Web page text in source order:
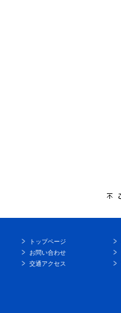
トップページ
お問い合わせ
交通アクセス